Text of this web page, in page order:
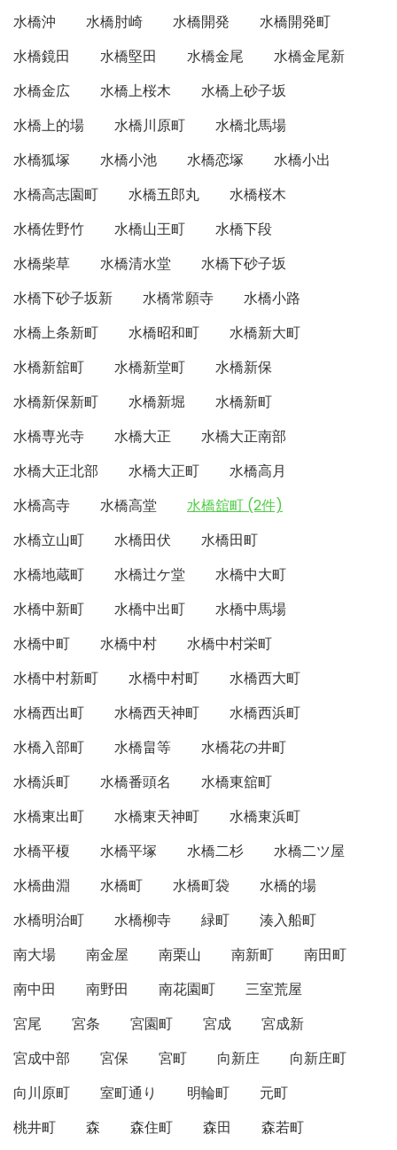
水橋沖
水橋肘崎 水橋開発
水橋開発町
水橋鏡田
水橋堅田 水橋金尾
水橋金尾新
水橋金広
水橋上桜木
水橋上砂子坂
水橋上的場
水橋川原町
水橋北馬場
水橋狐塚
水橋小池 水橋恋塚
水橋小出
水橋高志園町
水橋五郎丸
水橋桜木
水橋佐野竹
水橋山王町
水橋下段
水橋柴草
水橋清水堂
水橋下砂子坂
水橋下砂子坂新
水橋常願寺
水橋小路
水橋上条新町
水橋昭和町
水橋新大町
水橋新舘町
水橋新堂町
水橋新保
水橋新保新町
水橋新堀
水橋新町
水橋専光寺
水橋大正
水橋大正南部
水橋大正北部
水橋大正町
水橋高月
水橋高寺
水橋高堂
水橋舘町 (2件)
水橋立山町
水橋田伏
水橋田町
水橋地蔵町
水橋辻ケ堂
水橋中大町
水橋中新町
水橋中出町
水橋中馬場
水橋中町
水橋中村
水橋中村栄町
水橋中村新町
水橋中村町
水橋西大町
水橋西出町
水橋西天神町
水橋西浜町
水橋入部町
水橋畠等
水橋花の井町
水橋浜町
水橋番頭名
水橋東舘町
水橋東出町
水橋東天神町
水橋東浜町
水橋平榎
水橋平塚 水橋二杉
水橋二ツ屋
水橋曲淵
水橋町 水橋町袋
水橋的場
水橋明治町
水橋柳寺 緑町
湊入船町
南大場
南金屋 南栗山 南新町
南田町
南中田
南野田 南花園町
三室荒屋
宮尾
宮条 宮園町 宮成
宮成新
宮成中部
宮保 宮町 向新庄
向新庄町
向川原町
室町通り 明輪町
元町
桃井町
森 森住町 森田 森若町